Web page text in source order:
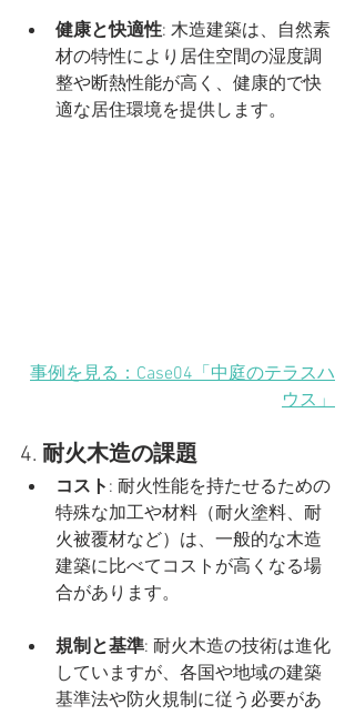
健康と快適性: 木造建築は、自然素
材の特性により居住空間の湿度調
整や断熱性能が高く、健康的で快
適な居住環境を提供します。
事例を見る：Case04「中庭のテラスハ
ウス」
4. 耐火木造の課題
コスト : 耐火性能を持たせるための
特殊な加工や材料（耐火塗料、耐
火被覆材など）は、一般的な木造
建築に比べてコストが高くなる場
合があります。
規制と基準: 耐火木造の技術は進化
していますが、各国や地域の建築
基準法や防火規制に従う必要があ